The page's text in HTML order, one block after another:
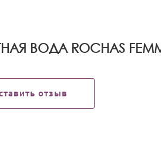
ВОДА ROCHAS
отзыв